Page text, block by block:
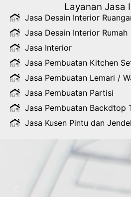
Layanan Jasa
Jasa Desain Interior
Jasa Desain Interior Rumah
Jasa Interior
Jasa Pembuatan Kitchen
Jasa Pembuatan Lemari /
Jasa Pembuatan Partisi
Jasa Pembuatan Backdtop
Jasa Kusen Pintu dan